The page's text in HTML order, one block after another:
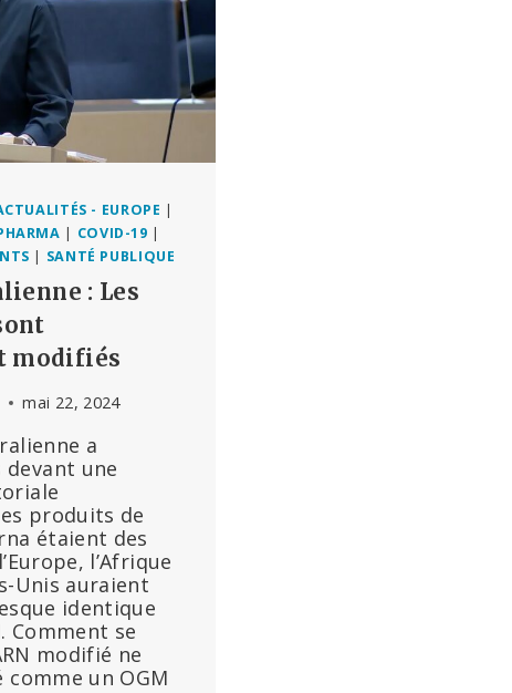
- EUROPE |
| COVID-19 |
| SANTÉ PUBLIQUE
: Les
modifiés
mai 22, 2024
a
une
produits de
étaient des
l’Afrique
Unis auraient
identique
Comment se
modifié ne
un OGM